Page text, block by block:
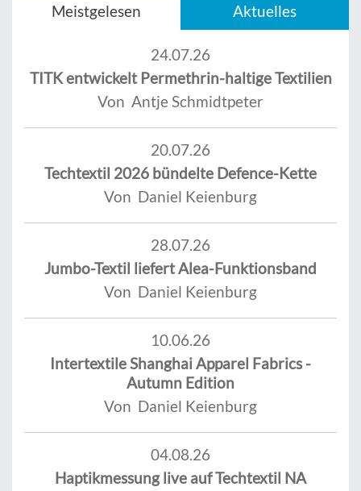
Meistgelesen Aktuelles
24.07.26
TITK entwickelt Permethrin-haltige Textilien
Von Antje Schmidtpeter
20.07.26
Techtextil 2026 bündelte Defence-Kette
Von Daniel Keienburg
28.07.26
Jumbo-Textil liefert Alea-Funktionsband
Von Daniel Keienburg
10.06.26
Intertextile Shanghai Apparel Fabrics -
Autumn Edition
Von Daniel Keienburg
04.08.26
Haptikmessung live auf Techtextil NA